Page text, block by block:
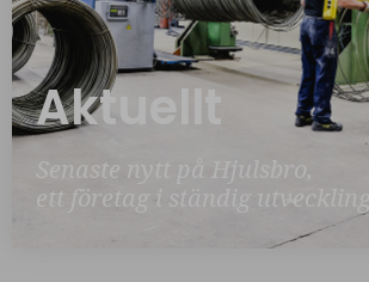
Aktuellt
Senaste nytt på Hjulsbro,
ett företag i ständig utveckling